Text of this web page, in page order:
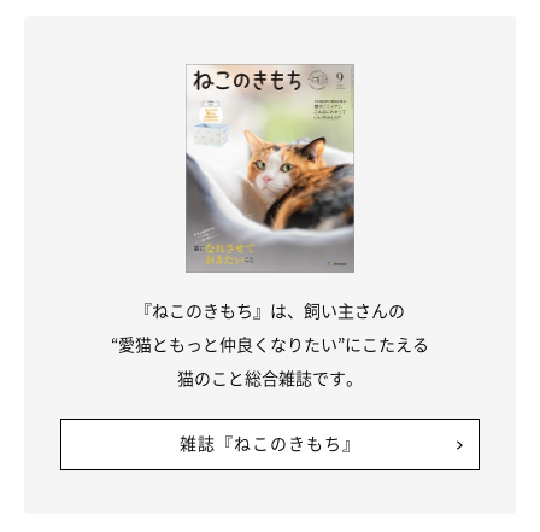
『ねこのきもち』は、飼い主さんの
“愛猫ともっと仲良くなりたい”にこたえる
猫のこと総合雑誌です。
雑誌『ねこのきもち』